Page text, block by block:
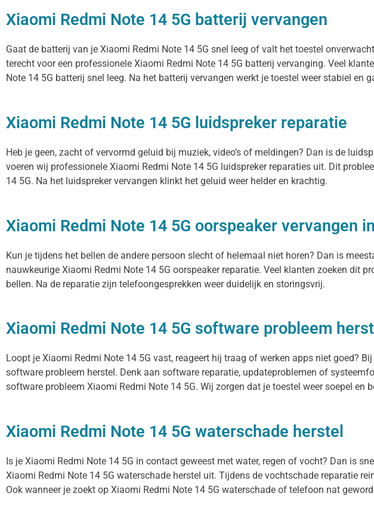
Xiaomi Redmi Note 14 5G batterij vervangen
Gaat de batterij van je Xiaomi Redmi Note 14 5G snel leeg of valt het toestel
terecht voor een professionele Xiaomi Redmi Note 14 5G batterij vervanging. Veel
Note 14 5G batterij snel leeg. Na het batterij vervangen werkt je toestel weer stabiel en
Xiaomi Redmi Note 14 5G luidspreker reparatie
Heb je geen, zacht of vervormd geluid bij muziek, video’s of meldingen? Dan is de
voeren wij professionele Xiaomi Redmi Note 14 5G luidspreker reparaties uit. Dit
14 5G. Na het luidspreker vervangen klinkt het geluid weer helder en krachtig.
Xiaomi Redmi Note 14 5G oorspeaker vervangen
Kun je tijdens het bellen de andere persoon slecht of helemaal niet horen? Dan is
nauwkeurige Xiaomi Redmi Note 14 5G oorspeaker reparatie. Veel klanten zoeken dit
bellen. Na de reparatie zijn telefoongesprekken weer duidelijk en storingsvrij.
Xiaomi Redmi Note 14 5G software probleem
Loopt je Xiaomi Redmi Note 14 5G vast, reageert hij traag of werken apps niet goed?
software probleem herstel. Denk aan software reparatie, updateproblemen of
software probleem Xiaomi Redmi Note 14 5G. Wij zorgen dat je toestel weer soepel en
Xiaomi Redmi Note 14 5G waterschade herstel
Is je Xiaomi Redmi Note 14 5G in contact geweest met water, regen of vocht? Dan is
Xiaomi Redmi Note 14 5G waterschade herstel uit. Tijdens de vochtschade reparatie
Ook wanneer je zoekt op Xiaomi Redmi Note 14 5G waterschade of telefoon nat